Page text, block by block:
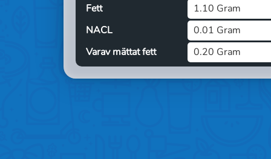
Fett
1.10 Gram
NACL
0.01 Gram
Varav mättat fett
0.20 Gram